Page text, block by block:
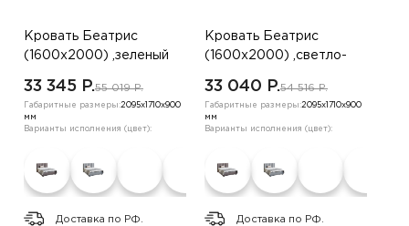
Кровать Беатрис
(1600х2000) ,зеленый
33 345 P.55 019 P.
Габаритные размеры:2095х1710х900
мм
Варианты исполнения (цвет):
Доставка по РФ.
Кровать Беатрис
(1600х2000) ,светло-
33 040 P.54 516 P.
Габаритные размеры:2095х1710х900
мм
Варианты исполнения (цвет):
Доставка по РФ.